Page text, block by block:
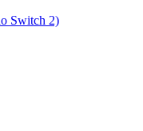
Switch 2)